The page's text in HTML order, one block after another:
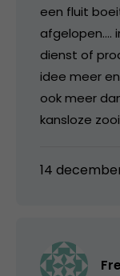
een fluit
afgelopen….
dienst of
idee meer
ook meer
kansloze
14